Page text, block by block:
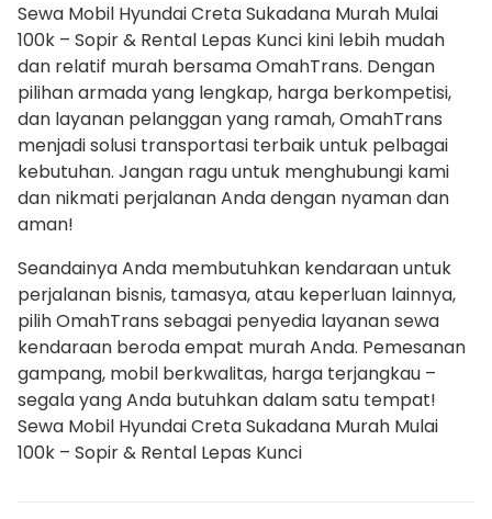
Sewa Mobil Hyundai Creta Sukadana Murah Mulai
100k – Sopir & Rental Lepas Kunci kini lebih mudah
dan relatif murah bersama OmahTrans. Dengan
pilihan armada yang lengkap, harga berkompetisi,
dan layanan pelanggan yang ramah, OmahTrans
menjadi solusi transportasi terbaik untuk pelbagai
kebutuhan. Jangan ragu untuk menghubungi kami
dan nikmati perjalanan Anda dengan nyaman dan
aman!
Seandainya Anda membutuhkan kendaraan untuk
perjalanan bisnis, tamasya, atau keperluan lainnya,
pilih OmahTrans sebagai penyedia layanan sewa
kendaraan beroda empat murah Anda. Pemesanan
gampang, mobil berkwalitas, harga terjangkau –
segala yang Anda butuhkan dalam satu tempat!
Sewa Mobil Hyundai Creta Sukadana Murah Mulai
100k – Sopir & Rental Lepas Kunci